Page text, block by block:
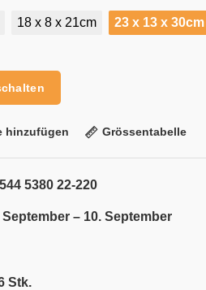
18 x 8 x 21cm 23 x 13 x 30cm
hinzufügen Grössentabelle
5380 22-220
September – 10. September
Stk.